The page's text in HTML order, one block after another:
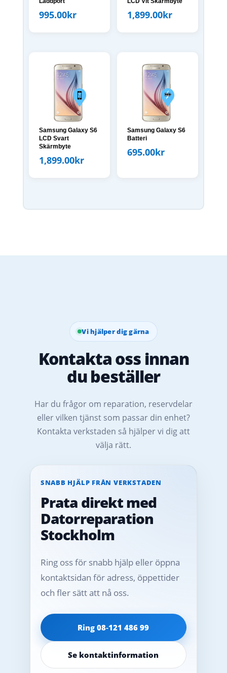
995.00kr 1,899.00kr
Samsung Galaxy S6
LCD Svart
Skärmbyte
1,899.00kr
Samsung Galaxy S6
Batteri
695.00kr
Vi hjälper dig gärna
Kontakta oss innan
du beställer
Har du frågor om reparation, reservdelar
eller vilken tjänst som passar din enhet?
Kontakta verkstaden så hjälper vi dig att
välja rätt.
SNABB HJÄLP FRÅN VERKSTADEN
Prata direkt med
Datorreparation
Stockholm
Ring oss för snabb hjälp eller öppna
kontaktsidan för adress, öppettider
och fler sätt att nå oss.
Ring 08‑121 486 99
Se kontaktinformation